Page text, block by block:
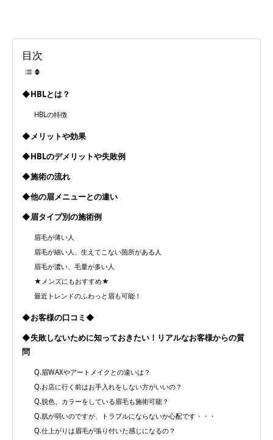
目次
◆HBLとは？
HBLの特徴
◆メリットや効果
◆HBLのデメリットや失敗例
◆施術の流れ
◆他の眉メニューとの違い
◆眉タイプ別の施術例
眉毛が薄い人
眉毛が細い人、生えてこない箇所がある人
眉毛が濃い、毛量が多い人
★メンズにもおすすめ★
最近トレンドのふわっと眉も可能！
◆お客様の口コミ◆
◆失敗しないために知っておきたい！リアルなお客様からの質
問
Q.眉WAXやアートメイクとの違いは？
Q.お店に行く前はお手入れをしない方がいいの？
Q.脱色、カラーをしている眉毛も施術可能？
Q.肌が弱いのですが、トラブルにならないか心配です・・・
Q.仕上がりは眉毛が張り付いた感じになるの？